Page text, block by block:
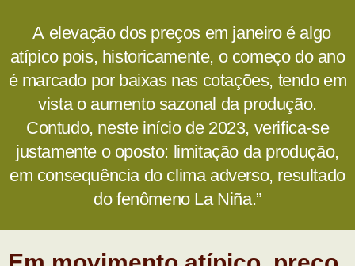
A elevação dos preços em janeiro é algo
atípico pois, historicamente, o começo do ano
é marcado por baixas nas cotações, tendo em
vista o aumento sazonal da produção.
Contudo, neste início de 2023, verifica-se
justamente o oposto: limitação da produção,
em consequência do clima adverso, resultado
do fenômeno La Niña.”